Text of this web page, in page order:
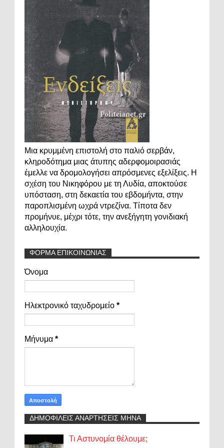
Μια κρυμμένη επιστολή στο παλιό σερβάν,
κληροδότημα μιας άτυπης αδερφομοιρασιάς
έμελλε να δρομολογήσει απρόσμενες εξελίξεις. Η
σχέση του Νικηφόρου με τη Λυδία, αποκτούσε
υπόσταση, στη δεκαετία του εβδομήντα, στην
παροπλισμένη ωχρά ντρεζίνα. Τίποτα δεν
προμήνυε, μέχρι τότε, την ανεξήγητη γονιδιακή
αλληλουχία.
ΦΟΡΜΑ ΕΠΙΚΟΙΝΩΝΙΑΣ
Όνομα
Ηλεκτρονικό ταχυδρομείο *
Μήνυμα *
ΔΗΜΟΦΙΛΕΙΣ ΑΝΑΡΤΗΣΕΙΣ ΜΗΝΑ
Τι Αστυνομία θέλουμε;